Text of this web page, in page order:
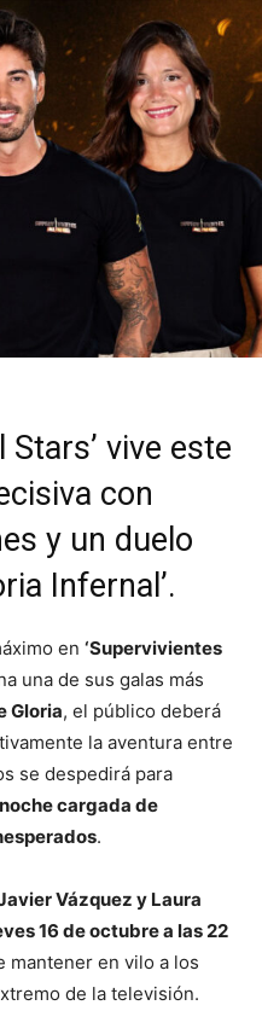
Stars’ vive este
con
y un duelo
Infernal’.
en ‘Supervivientes
una de sus galas más
Gloria, el público deberá
la aventura entre
se despedirá para
noche cargada de
.
Vázquez y Laura
16 de octubre a las 22
mantener en vilo a los
de la televisión.